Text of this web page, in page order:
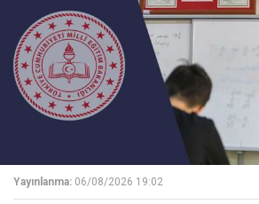
Yayınlanma: 06/08/2026 19:02